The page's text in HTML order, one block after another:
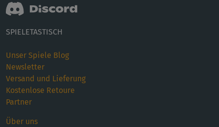
SPIELETASTISCH
Unser Spiele Blog
Newsletter
Versand und Lieferung
Kostenlose Retoure
Partner
Über uns